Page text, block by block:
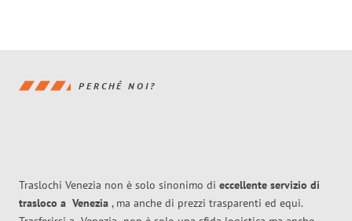
PERCHÉ NOI?
Traslochi Venezia non è solo sinonimo di eccellente servizio di
trasloco a Venezia , ma anche di prezzi trasparenti ed equi.